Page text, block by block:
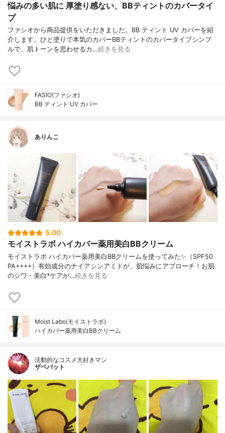
悩みの多い肌に 厚塗り感ない、BBティントのカバータイ
プ
ファシオから商品提供をいただきました。BB ティント UV カバーを紹
介します。ひと塗りで本気のカバーBBティントのカバータイプシンプ
ルで、肌トーンを思わせるカ…続きを見る
FASIO(ファシオ)
BB ティント UV カバー
ありんこ
5.00
モイストラボ ハイカバー薬用美白BBクリーム
モイストラボ ハイカバー薬用美白BBクリームを使ってみた✨（SPF50
PA++++）有効成分のナイアシンアミドが、肌悩みにアプローチ！お肌
のシワ・美白*ケアが…続きを見る
Moist Labo(モイストラボ)
ハイカバー薬用美白BBクリーム
活動的なコスメ大好きマン
ザベバット